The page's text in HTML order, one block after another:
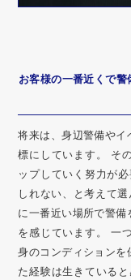
お客様の一番近くで
将来は、身辺警備やイ
標にしています。 そ
ップしていく努力が
しれない、と考えて
に一番近い場所で警
を感じています。 一
身のコンディションを
た経験は生きている